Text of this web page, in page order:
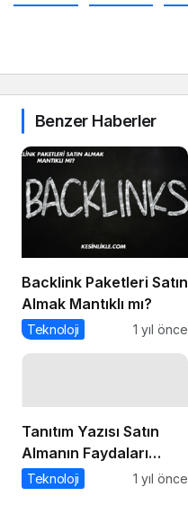
Benzer Haberler
Backlink Paketleri Satın
Almak Mantıklı mı?
Teknoloji 1 yıl önce
Tanıtım Yazısı Satın
Almanın Faydaları
Nelerdir?
Teknoloji 1 yıl önce